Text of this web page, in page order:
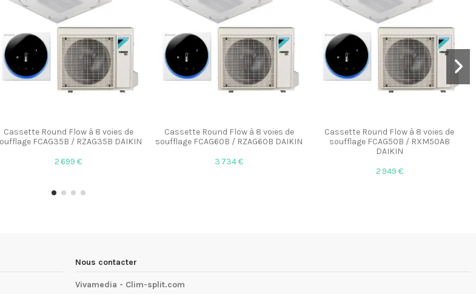
Cassette Round Flow à 8 voies de
FCAG35B / RZAG35B DAIKIN
2 699 €
Cassette Round Flow à 8 voies de
soufflage FCAG60B / RZAG60B DAIKIN
3 734 €
Cassette Round Flow à 8 voies de
soufflage FCAG50B / RXM50A8
DAIKIN
2 949 €
Nous contacter
Vivamedia - Clim-split.com